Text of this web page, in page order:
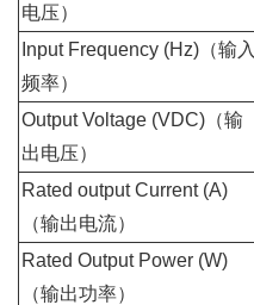
电压）
Input Frequency (Hz)（输入
频率）
Output Voltage (VDC)（输
出电压）
Rated output Current (A)
（输出电流）
Rated Output Power (W)
（输出功率）